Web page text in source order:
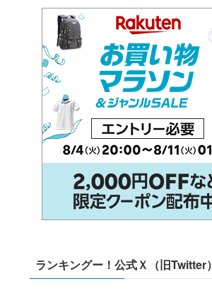
ランキングー！公式Ｘ（旧Twitter）